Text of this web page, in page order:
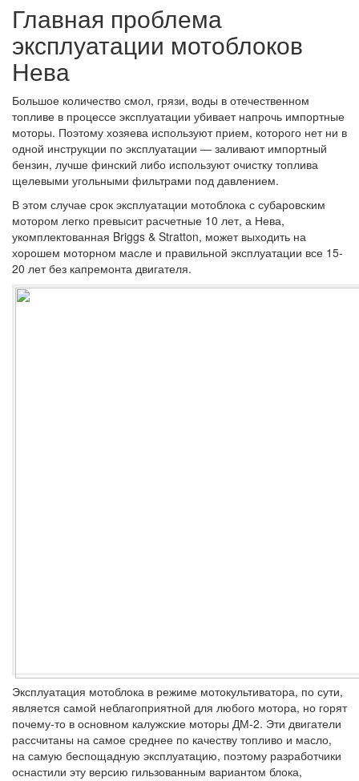
Главная проблема
эксплуатации мотоблоков
Нева
Большое количество смол, грязи, воды в отечественном
топливе в процессе эксплуатации убивает напрочь импортные
моторы. Поэтому хозяева используют прием, которого нет ни в
одной инструкции по эксплуатации — заливают импортный
бензин, лучше финский либо используют очистку топлива
щелевыми угольными фильтрами под давлением.
В этом случае срок эксплуатации мотоблока с субаровским
мотором легко превысит расчетные 10 лет, а Нева,
укомплектованная Briggs & Stratton, может выходить на
хорошем моторном масле и правильной эксплуатации все 15-
20 лет без капремонта двигателя.
Эксплуатация мотоблока в режиме мотокультиватора, по сути,
является самой неблагоприятной для любого мотора, но горят
почему-то в основном калужские моторы ДМ-2. Эти двигатели
рассчитаны на самое среднее по качеству топливо и масло,
на самую беспощадную эксплуатацию, поэтому разработчики
оснастили эту версию гильзованным вариантом блока,